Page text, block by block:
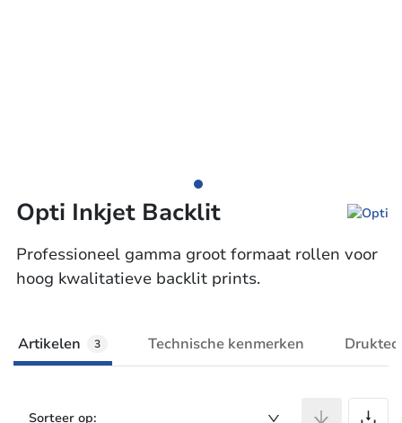
Opti Inkjet Backlit
Professioneel gamma groot formaat rollen voor
hoog kwalitatieve backlit prints.
Artikelen 3 Technische kenmerken
Sorteer op: